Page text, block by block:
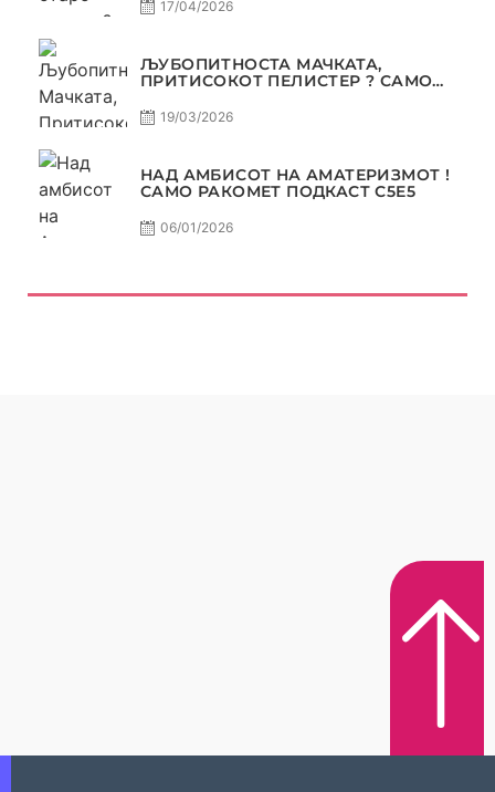
17/04/2026
ЉУБОПИТНОСТА МАЧКАТА,
ПРИТИСОКОТ ПЕЛИСТЕР ? САМО
19/03/2026
НАД АМБИСОТ НА АМАТЕРИЗМОТ !
САМО РАКОМЕТ ПОДКАСТ С5E5
06/01/2026